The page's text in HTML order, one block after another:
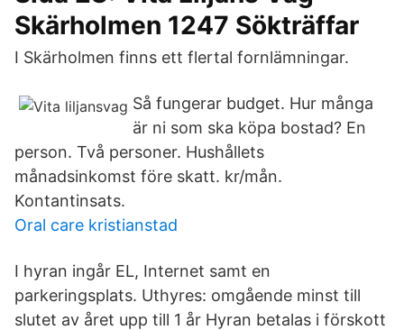
Skärholmen 1247 Sökträffar
I Skärholmen finns ett flertal fornlämningar.
Så fungerar budget. Hur många
är ni som ska köpa bostad? En
person. Två personer. Hushållets
månadsinkomst före skatt. kr/mån.
Kontantinsats.
Oral care kristianstad
I hyran ingår EL, Internet samt en
parkeringsplats. Uthyres: omgående minst till
slutet av året upp till 1 år Hyran betalas i förskott